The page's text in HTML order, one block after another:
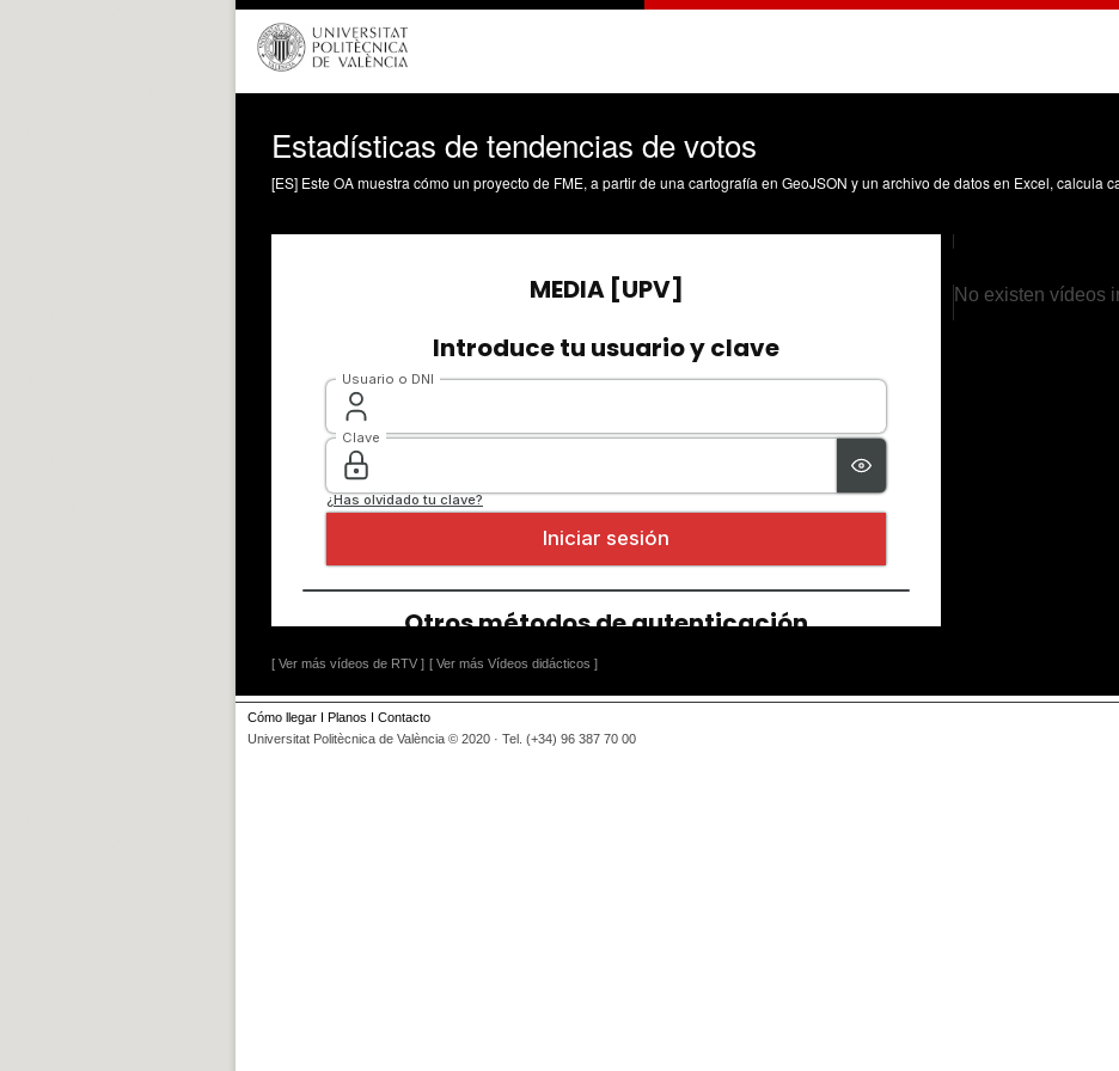
Estadísticas de tendencias de votos
[ Ver más vídeos de RTV ] [ Ver más Vídeos didácticos ]
No existen vídeos
Cómo llegar I Planos I Contacto
Universitat Politècnica de València © 2020 · Tel. (+34) 96 387 70 00